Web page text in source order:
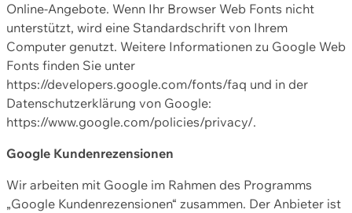
Online-Angebote. Wenn Ihr Browser Web Fonts nicht
unterstützt, wird eine Standardschrift von Ihrem
Computer genutzt. Weitere Informationen zu Google Web
Fonts finden Sie unter
https://developers.google.com/fonts/faq und in der
Datenschutzerklärung von Google:
https://www.google.com/policies/privacy/.
Google Kundenrezensionen
Wir arbeiten mit Google im Rahmen des Programms
„Google Kundenrezensionen“ zusammen. Der Anbieter ist